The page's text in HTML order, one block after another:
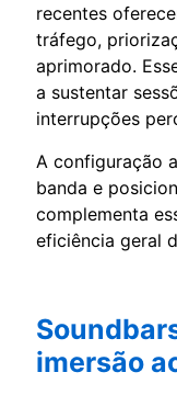
recentes
tráfego,
aprimorado.
a sustentar
interrupções
A configuração
banda e
complementa
eficiência geral
imersão